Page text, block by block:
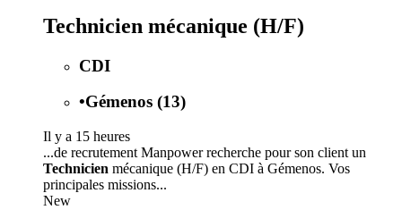
Technicien mécanique (H/F)
CDI
•Gémenos (13)
Il y a 15 heures
...de recrutement Manpower recherche pour son client un
Technicien mécanique (H/F) en CDI à Gémenos. Vos
principales missions...
New